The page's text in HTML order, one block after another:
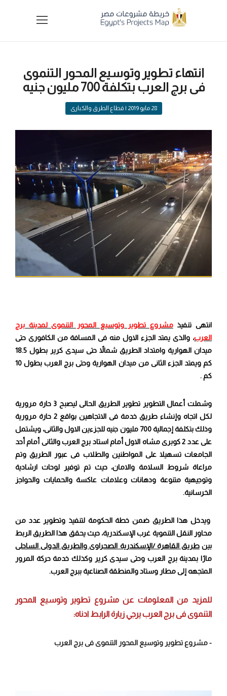
انتهاء تطوير وتوسيع المحور التنموى
فى برج العرب بتكلفة 700 مليون جنيه
28 مايو 2019 | قطاع الطرق والكبارى
انتهى تنفيذمشروع تطوير وتوسيع المحور التنموى لمدينة برج
العرب، والذى يمتد الجزء الاول منه فى المسافة من الكافورى حتى
ميدان الهوارية وامتداد الطريق شمالاً حتى سيدى كرير بطول 18.5
كم ويمتد الجزء الثانى من ميدان الهوارية وحتى برج العرب بطول 10
كم .
وشملت أعمال التطوير تطوير الطريق الحالى ليصبح 3 حارة مرورية
لكل اتجاه وإنشاء طريق خدمة فى الاتجاهين بواقع 2 حارة مرورية
وذلك بتكلفة إجمالية 700 مليون جنيه للجزءين الاول والثانى، ويشتمل
على عدد 2 كوبرى مشاه الاول أمام استاد برج العرب والثانى أمام أحد
الجامعات تسهيلا على المواطنين والطلاب فى عبور الطريق وتم
مراعاة شروط السلامة والامان، حيث تم توفير لوحات ارشادية
وتوجيهية متنوعة ودهانات وعلامات عاكسة والحمايات والحواجز
الخرسانية.
ويدخل هذا الطريق ضمن خطة الحكومة لتنفيذ وتطوير عدد من
محاور النقل التنموية غرب الإسكندرية، حيث يحقق هذا الطريق الربط
بينطريق القاهرة /الإسكندرية الصحراوى والطريق الدولى الساحلى
مارًا بمدينة برج العرب وحتى سيدى كرير وكذلك خدمة حركة المرور
المتجهه إلى مطار وستاد والمنطقة الصناعية ببرج العرب.
للمزيد من المعلومات عن مشروع تطوير وتوسيع المحور
التنموى فى برج العربيرجي زيارة الرابط ادناه:
- مشروع تطوير وتوسيع المحور التنموى فى برج العرب